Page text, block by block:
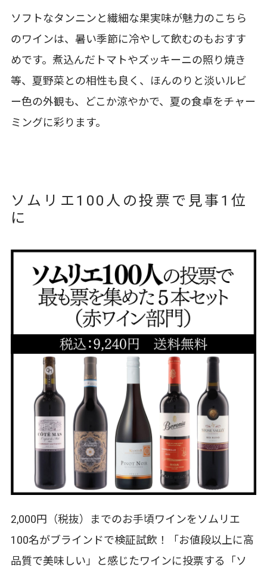
ソフトなタンニンと繊細な果実味が魅力のこちら
のワインは、暑い季節に冷やして飲むのもおすす
めです。煮込んだトマトやズッキーニの照り焼き
等、夏野菜との相性も良く、ほんのりと淡いルビ
ー色の外観も、どこか涼やかで、夏の食卓をチャー
ミングに彩ります。
ソムリエ100人の投票で見事1位
に
2,000円（税抜）までのお手頃ワインをソムリエ
100名がブラインドで検証試飲！「お値段以上に高
品質で美味しい」と感じたワインに投票する「ソ